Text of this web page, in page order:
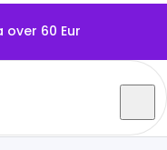
60 Eur